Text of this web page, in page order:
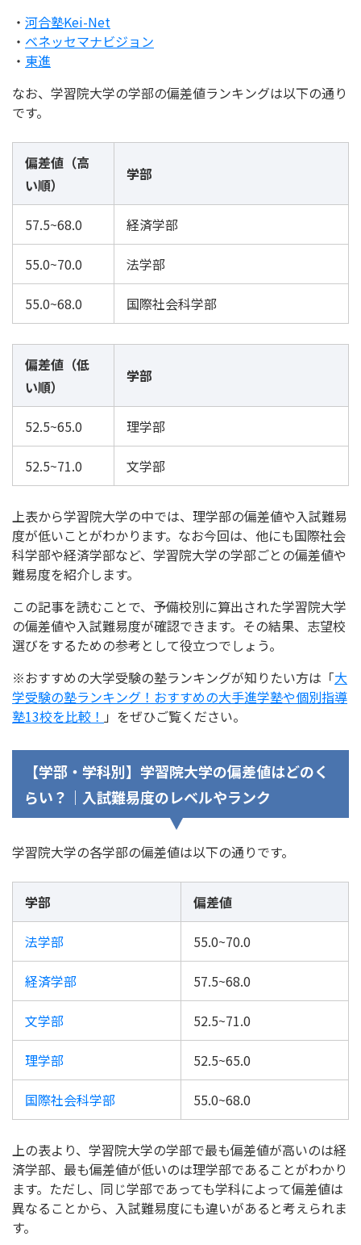
・ 河合塾Kei-Net
・ ベネッセマナビジョン
・ 東進
なお、学習院大学の学部の偏差値ランキングは以下の通り
です。
偏差値（高
い順）
学部
57.5~68.0 経済学部
55.0~70.0 法学部
55.0~68.0 国際社会科学部
偏差値（低
い順）
学部
52.5~65.0 理学部
52.5~71.0 文学部
上表から学習院大学の中では、理学部の偏差値や入試難易
度が低いことがわかります。なお今回は、他にも国際社会
科学部や経済学部など、学習院大学の学部ごとの偏差値や
難易度を紹介します。
この記事を読むことで、予備校別に算出された学習院大学
の偏差値や入試難易度が確認できます。その結果、志望校
選びをするための参考として役立つでしょう。
※おすすめの大学受験の塾ランキングが知りたい方は「大
学受験の塾ランキング！おすすめの大手進学塾や個別指導
塾13校を比較！ 」をぜひご覧ください。
【学部・学科別】学習院大学の偏差値はどのく
らい？｜入試難易度のレベルやランク
学習院大学の各学部の偏差値は以下の通りです。
学部 偏差値
法学部 55.0~70.0
経済学部 57.5~68.0
文学部 52.5~71.0
理学部 52.5~65.0
国際社会科学部 55.0~68.0
上の表より、学習院大学の学部で最も偏差値が高いのは経
済学部、最も偏差値が低いのは理学部であることがわかり
ます。ただし、同じ学部であっても学科によって偏差値は
異なることから、入試難易度にも違いがあると考えられま
す。